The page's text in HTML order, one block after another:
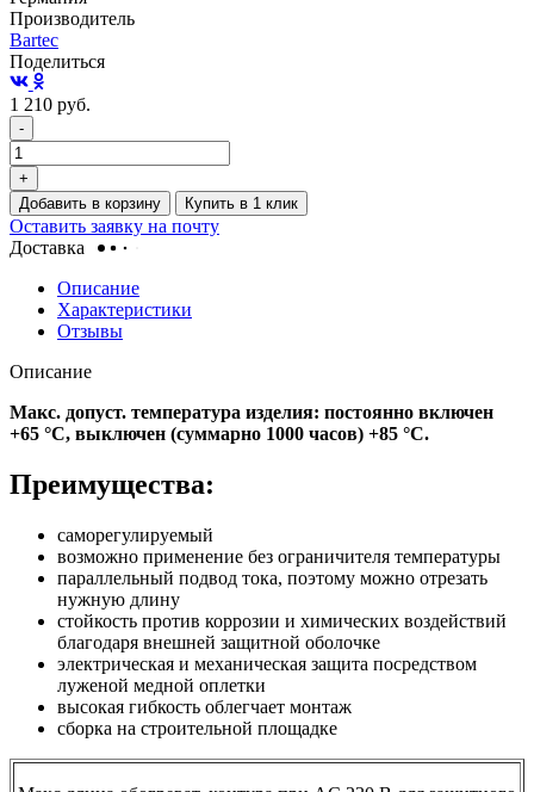
Производитель
Bartec
Поделиться
1 210 руб.
-
+
Добавить в корзину
Купить в 1 клик
Оставить заявку на почту
Доставка
Описание
Характеристики
Отзывы
Описание
Макс. допуст. температура изделия: постоянно включен
+65 °C, выключен (суммарно 1000 часов) +85 °C.
Преимущества:
саморегулируемый
возможно применение без ограничителя температуры
параллельный подвод тока, поэтому можно отрезать
нужную длину
стойкость против коррозии и химических воздействий
благодаря внешней защитной оболочке
электрическая и механическая защита посредством
луженой медной оплетки
высокая гибкость облегчает монтаж
сборка на строительной площадке